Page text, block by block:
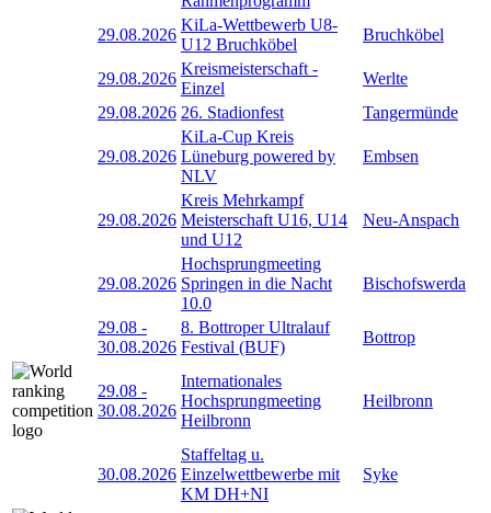
29.08.2026
KiLa-Wettbewerb U8-
U12 Bruchköbel
Bruchköbel
29.08.2026
Kreismeisterschaft -
Einzel
Werlte
29.08.2026 26. Stadionfest Tangermünde
29.08.2026
KiLa-Cup Kreis
Lüneburg powered by
NLV
Embsen
29.08.2026
Kreis Mehrkampf
Meisterschaft U16, U14
und U12
Neu-Anspach
29.08.2026
Hochsprungmeeting
Springen in die Nacht
10.0
Bischofswerda
29.08 -
30.08.2026
8. Bottroper Ultralauf
Festival (BUF)
Bottrop
29.08 -
30.08.2026
Internationales
Hochsprungmeeting
Heilbronn
Heilbronn
30.08.2026
Staffeltag u.
Einzelwettbewerbe mit
KM DH+NI
Syke